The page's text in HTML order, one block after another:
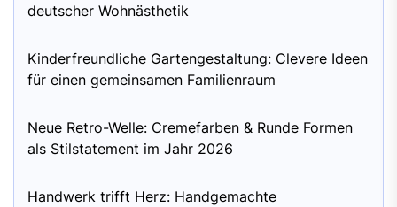
deutscher Wohnästhetik
Kinderfreundliche Gartengestaltung: Clevere Ideen
für einen gemeinsamen Familienraum
Neue Retro-Welle: Cremefarben & Runde Formen
als Stilstatement im Jahr 2026
Handwerk trifft Herz: Handgemachte